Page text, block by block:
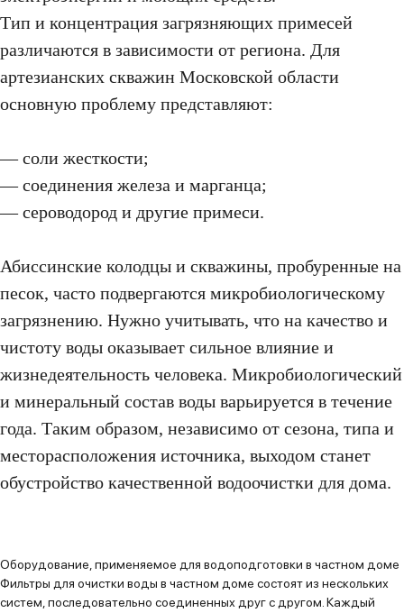
Тип и концентрация загрязняющих примесей
различаются в зависимости от региона. Для
артезианских скважин Московской области
основную проблему представляют:
— соли жесткости;
— соединения железа и марганца;
— сероводород и другие примеси.
Абиссинские колодцы и скважины, пробуренные на
песок, часто подвергаются микробиологическому
загрязнению. Нужно учитывать, что на качество и
чистоту воды оказывает сильное влияние и
жизнедеятельность человека. Микробиологический
и минеральный состав воды варьируется в течение
года. Таким образом, независимо от сезона, типа и
месторасположения источника, выходом станет
обустройство качественной водоочистки для дома.
Оборудование, применяемое для водоподготовки в частном доме
Фильтры для очистки воды в частном доме состоят из нескольких
систем, последовательно соединенных друг с другом. Каждый